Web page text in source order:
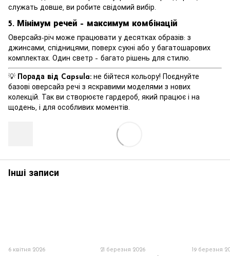
служать довше, ви робите свідомий вибір.
5. Мінімум речей – максимум комбінацій
Оверсайз-річ може працювати у десятках образів: з
джинсами, спідницями, поверх сукні або у багатошарових
комплектах. Один светр – багато рішень для стилю.
💡 Порада від Capsula: не бійтеся кольору! Поєднуйте
базові оверсайз речі з яскравими моделями з нових
колекцій. Так ви створюєте гардероб, який працює і на
щодень, і для особливих моментів.
Інші записи
6 квітня 2026 21 березня 2026 19 березня